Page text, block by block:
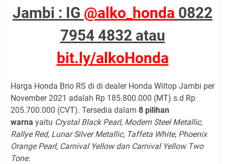
Jambi : IG @alko_honda 0822
7954 4832 atau
bit.ly/alkoHonda
Harga Honda Brio RS di di dealer Honda Wiltop Jambi per
November 2021 adalah Rp 185.800.000 (MT) s.d Rp
205.700.000 (CVT). Tersedia dalam 8 pilihan
warna yaitu Crystal Black Pearl, Modern Steel Metallic,
Rallye Red, Lunar Silver Metallic, Taffeta White, Phoenix
Orange Pearl, Carnival Yellow dan Carnival Yellow Two
Tone.